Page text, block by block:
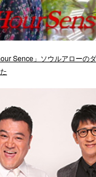
Sence」ソウルアローの